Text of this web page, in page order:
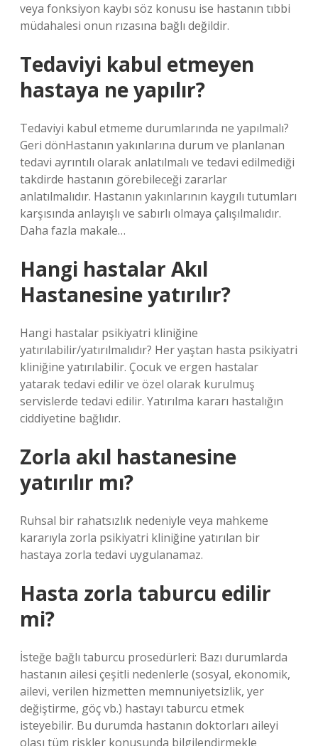
veya fonksiyon kaybı söz konusu ise hastanın tıbbi
müdahalesi onun rızasına bağlı değildir.
Tedaviyi kabul etmeyen
hastaya ne yapılır?
Tedaviyi kabul etmeme durumlarında ne yapılmalı?
Geri dönHastanın yakınlarına durum ve planlanan
tedavi ayrıntılı olarak anlatılmalı ve tedavi edilmediği
takdirde hastanın görebileceği zararlar
anlatılmalıdır. Hastanın yakınlarının kaygılı tutumları
karşısında anlayışlı ve sabırlı olmaya çalışılmalıdır.
Daha fazla makale…
Hangi hastalar Akıl
Hastanesine yatırılır?
Hangi hastalar psikiyatri kliniğine
yatırılabilir/yatırılmalıdır? Her yaştan hasta psikiyatri
kliniğine yatırılabilir. Çocuk ve ergen hastalar
yatarak tedavi edilir ve özel olarak kurulmuş
servislerde tedavi edilir. Yatırılma kararı hastalığın
ciddiyetine bağlıdır.
Zorla akıl hastanesine
yatırılır mı?
Ruhsal bir rahatsızlık nedeniyle veya mahkeme
kararıyla zorla psikiyatri kliniğine yatırılan bir
hastaya zorla tedavi uygulanamaz.
Hasta zorla taburcu edilir
mi?
İsteğe bağlı taburcu prosedürleri: Bazı durumlarda
hastanın ailesi çeşitli nedenlerle (sosyal, ekonomik,
ailevi, verilen hizmetten memnuniyetsizlik, yer
değiştirme, göç vb.) hastayı taburcu etmek
isteyebilir. Bu durumda hastanın doktorları aileyi
olası tüm riskler konusunda bilgilendirmekle